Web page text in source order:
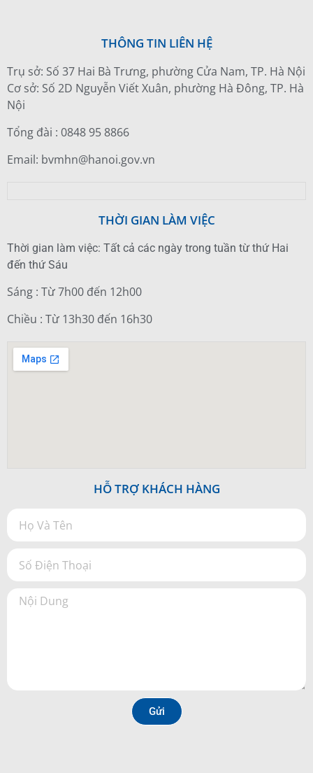
THÔNG TIN LIÊN HỆ
Trụ sở: Số 37 Hai Bà Trưng, phường Cửa Nam, TP. Hà Nội
Cơ sở: Số 2D Nguyễn Viết Xuân, phường Hà Đông, TP. Hà
Nội
Tổng đài : 0848 95 8866
Email: bvmhn@hanoi.gov.vn
THỜI GIAN LÀM VIỆC
Thời gian làm việc: Tất cả các ngày trong tuần từ thứ Hai
đến thứ Sáu
Sáng : Từ 7h00 đến 12h00
Chiều : Từ 13h30 đến 16h30
HỖ TRỢ KHÁCH HÀNG
Gửi